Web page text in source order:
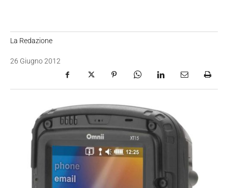
La Redazione
26 Giugno 2012